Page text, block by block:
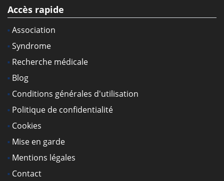
Accès rapide
Association
Syndrome
Recherche médicale
Blog
Conditions générales d'utilisation
Politique de confidentialité
Cookies
Mise en garde
Mentions légales
Contact